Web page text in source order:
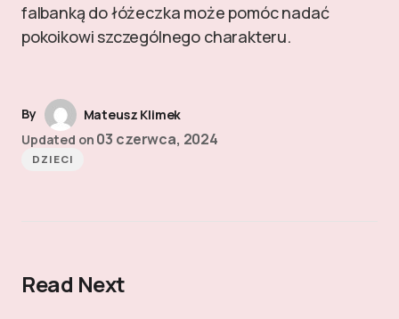
falbanką do łóżeczka może pomóc nadać
pokoikowi szczególnego charakteru.
By
Mateusz Klimek
Updated on 03 czerwca, 2024
DZIECI
Read Next